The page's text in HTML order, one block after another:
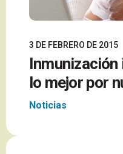
3 DE FEBRERO DE 2015
Inmunización
lo mejor por
Noticias